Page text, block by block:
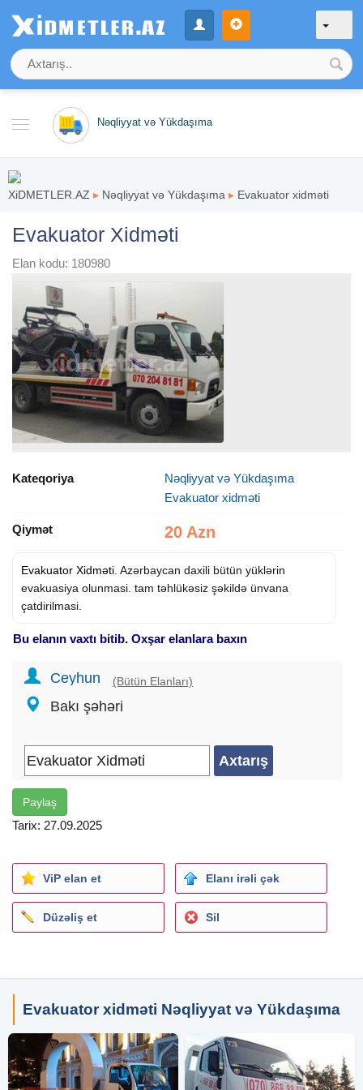
Nəqliyyat və Yükdaşıma
XiDMETLER.AZ ▸ Nəqliyyat və Yükdaşıma ▸ Evakuator xidməti
Evakuator Xidməti
Elan kodu: 180980
Kateqoriya
Nəqliyyat və Yükdaşıma
Evakuator xidməti
Qiymət 20 Azn
Evakuator Xidməti. Azərbaycan daxili bütün yüklərin
evakuasiya olunmasi. tam təhlükəsiz şəkildə ünvana
çatdirilmasi.
Bu elanın vaxtı bitib. Oxşar elanlara baxın
Ceyhun (Bütün Elanları)
Bakı şəhəri
Paylaş
Tarix: 27.09.2025
ViP elan et Elanı irəli çək
Düzəliş et Sil
Evakuator xidməti Nəqliyyat və Yükdaşıma